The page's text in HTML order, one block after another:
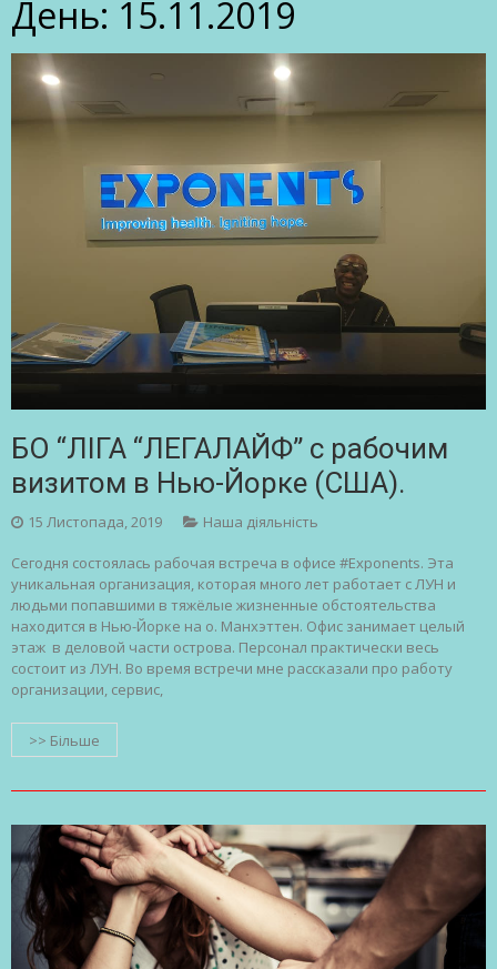
День: 15.11.2019
БО “ЛІГА “ЛЕГАЛАЙФ” с рабочим
визитом в Нью-Йорке (США).
15 Листопада, 2019 Наша діяльність
Сегодня состоялась рабочая встреча в офисе #Exponents. Эта
уникальная организация, которая много лет работает с ЛУН и
людьми попавшими в тяжёлые жизненные обстоятельства
находится в Нью-Йорке на о. Манхэттен. Офис занимает целый
этаж в деловой части острова. Персонал практически весь
состоит из ЛУН. Во время встречи мне рассказали про работу
организации, сервис,
>> Більше